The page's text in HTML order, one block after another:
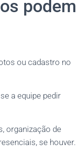
podem
ou cadastro no
a equipe pedir
organização de
se houver.